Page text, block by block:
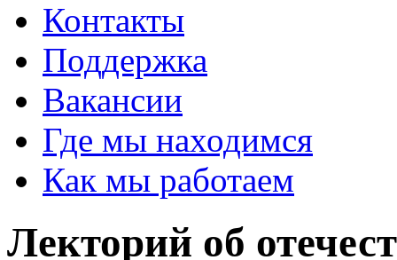
Контакты
Поддержка
Вакансии
Где мы находимся
Как мы работаем
Лекторий об